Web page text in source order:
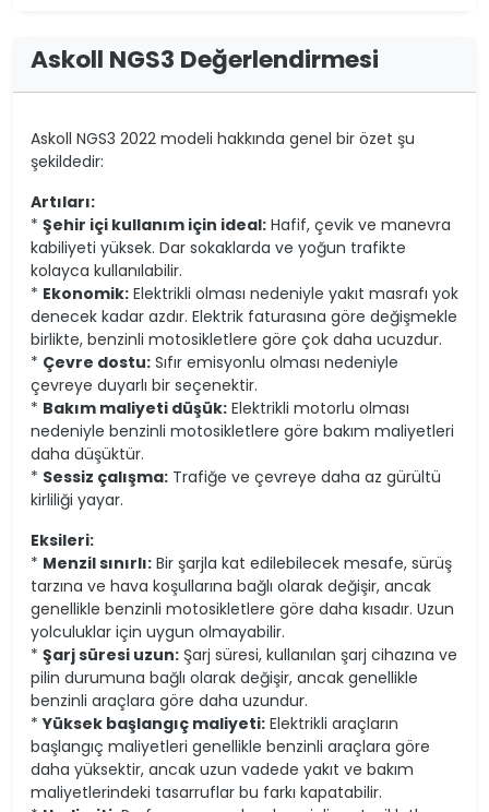
Askoll NGS3 Değerlendirmesi
Askoll NGS3 2022 modeli hakkında genel bir özet şu
şekildedir:
Artıları:
* Şehir içi kullanım için ideal: Hafif, çevik ve manevra
kabiliyeti yüksek. Dar sokaklarda ve yoğun trafikte
kolayca kullanılabilir.
* Ekonomik: Elektrikli olması nedeniyle yakıt masrafı yok
denecek kadar azdır. Elektrik faturasına göre değişmekle
birlikte, benzinli motosikletlere göre çok daha ucuzdur.
* Çevre dostu: Sıfır emisyonlu olması nedeniyle
çevreye duyarlı bir seçenektir.
* Bakım maliyeti düşük: Elektrikli motorlu olması
nedeniyle benzinli motosikletlere göre bakım maliyetleri
daha düşüktür.
* Sessiz çalışma: Trafiğe ve çevreye daha az gürültü
kirliliği yayar.
Eksileri:
* Menzil sınırlı: Bir şarjla kat edilebilecek mesafe, sürüş
tarzına ve hava koşullarına bağlı olarak değişir, ancak
genellikle benzinli motosikletlere göre daha kısadır. Uzun
yolculuklar için uygun olmayabilir.
* Şarj süresi uzun: Şarj süresi, kullanılan şarj cihazına ve
pilin durumuna bağlı olarak değişir, ancak genellikle
benzinli araçlara göre daha uzundur.
*Yüksek başlangıç maliyeti: Elektrikli araçların
başlangıç maliyetleri genellikle benzinli araçlara göre
daha yüksektir, ancak uzun vadede yakıt ve bakım
maliyetlerindeki tasarruflar bu farkı kapatabilir.